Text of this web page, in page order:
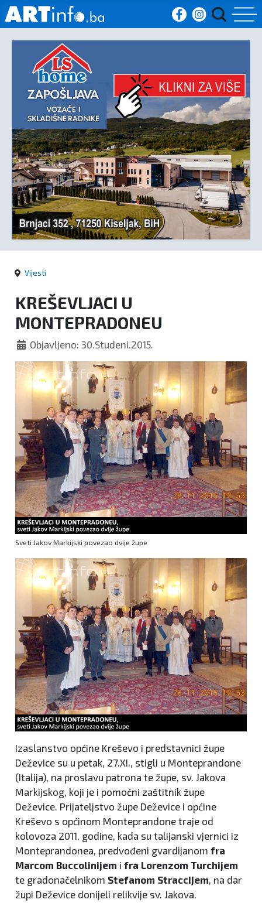
Početna
Vijesti
Sport
Kultura
Crna
kronika
Politika
Vijesti
KREŠEVLJACI U
MONTEPRADONEU
Objavljeno: 30.Studeni.2015.
Sveti Jakov Markijski povezao dvije župe
Izaslanstvo općine Kreševo i predstavnici župe
Deževice su u petak, 27.XI., stigli u Monteprandone
(Italija), na proslavu patrona te župe, sv. Jakova
Markijskog, koji je i pomoćni zaštitnik župe
Deževice. Prijateljstvo župe Deževice i općine
Kreševo s općinom Monteprandone traje od
kolovoza 2011. godine, kada su talijanski vjernici iz
Monteprandonea, predvođeni gvardijanom fra
Marcom Buccolinijem i fra Lorenzom Turchijem
te gradonačelnikom Stefanom Straccijem , na dar
župi Deževice donijeli relikvije sv. Jakova.